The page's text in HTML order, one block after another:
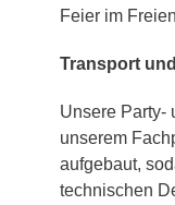
Feier im
Transport
Unsere Party-
unserem
aufgebaut,
technischen